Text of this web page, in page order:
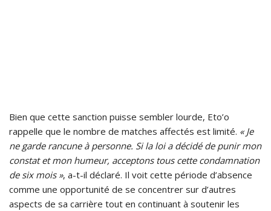
Bien que cette sanction puisse sembler lourde, Eto’o
rappelle que le nombre de matches affectés est limité. « Je
ne garde rancune à personne. Si la loi a décidé de punir mon
constat et mon humeur, acceptons tous cette condamnation
de six mois », a-t-il déclaré. Il voit cette période d’absence
comme une opportunité de se concentrer sur d’autres
aspects de sa carrière tout en continuant à soutenir les